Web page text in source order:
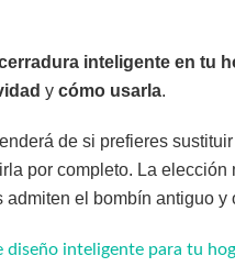
inteligente en tu
y cómo usarla.
de si prefieres
por completo. La
el bombín antiguo y
diseño inteligente para tu